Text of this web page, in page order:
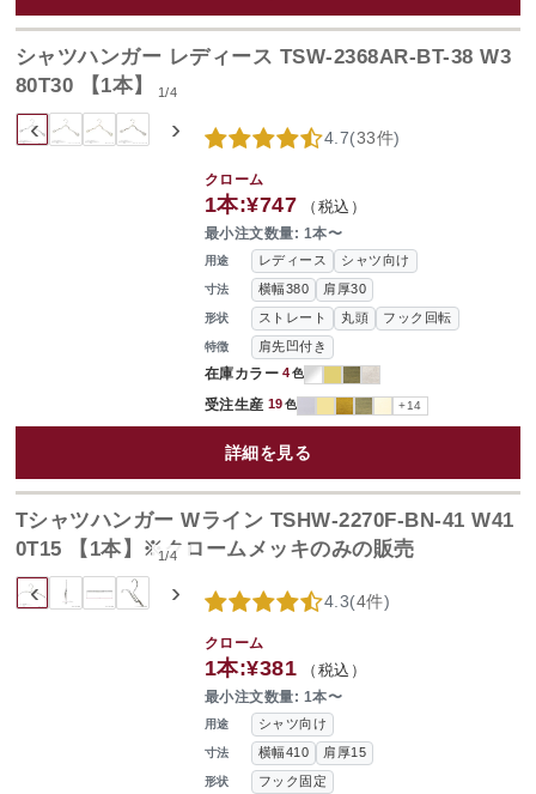
‹ ›
1/4
シャツハンガー レディース TSW-2368AR-BT-38 W3
80T30 【1本】
用途 レディース シャツ向け
寸法 横幅380 肩厚30
形状 ストレート 丸頭 フック回転
特徴 肩先凹付き
在庫カラー 4色
受注生産 19色 +14
4.7(33件)
クローム
1本:¥747 （税込）
最小注文数量: 1本〜
詳細を見る
‹ ›
1/4
Tシャツハンガー Wライン TSHW-2270F-BN-41 W41
0T15 【1本】※クロームメッキのみの販売
用途 シャツ向け
寸法 横幅410 肩厚15
形状 フック固定
4.3(4件)
クローム
1本:¥381 （税込）
最小注文数量: 1本〜